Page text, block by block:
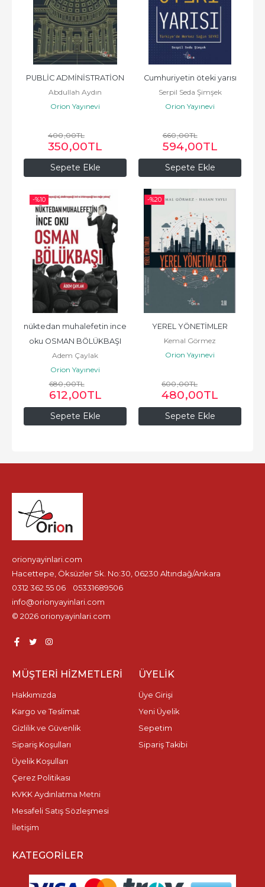
Sepete Ekle
PUBLİC ADMİNİSTRATİON
Abdullah Aydın
Orion Yayınevi
400,00TL
350,00TL
Sepete Ekle
Cumhuriyetin öteki yarısı
Serpil Seda Şimşek
Orion Yayınevi
660,00TL
594,00TL
-%10
Sepete Ekle
nüktedan muhalefetin ince
oku OSMAN BÖLÜKBAŞI
Adem Çaylak
Orion Yayınevi
680,00TL
612,00TL
-%20
Sepete Ekle
YEREL YÖNETİMLER
Kemal Görmez
Orion Yayınevi
600,00TL
480,00TL
orionyayinlari.com
Hacettepe, Öksüzler Sk. No:30, 06230 Altındağ/Ankara
0312 362 55 06
05331689506
info@orionyayinlari.com
© 2026 orionyayinlari.com
MÜŞTERI HIZMETLERI
Hakkımızda
Kargo ve Teslimat
Gizlilik ve Güvenlik
Sipariş Koşulları
Üyelik Koşulları
Çerez Politikası
KVKK Aydınlatma Metni
Mesafeli Satış Sözleşmesi
İletişim
ÜYELIK
Üye Girişi
Yeni Üyelik
Sepetim
Sipariş Takibi
KATEGORILER